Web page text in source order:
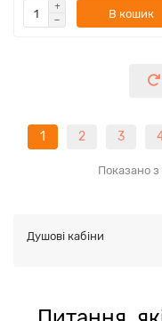
В кошик
1 2 3
Показано з
Душові кабіни